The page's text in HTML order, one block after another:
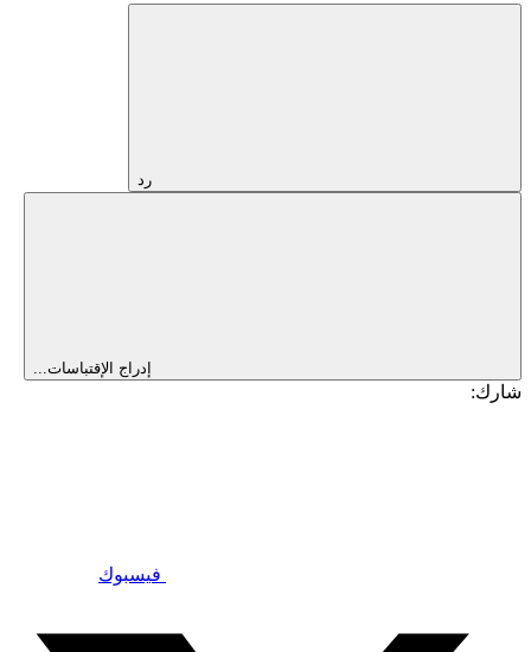
شارك:
فيسبوك